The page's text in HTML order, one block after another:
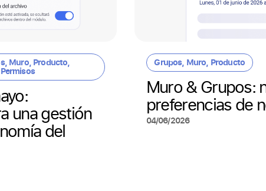
, Muro, Producto,
una gestión
del
Grupos, Muro, Producto
Muro & Grupos:
preferencias de
04/06/2026